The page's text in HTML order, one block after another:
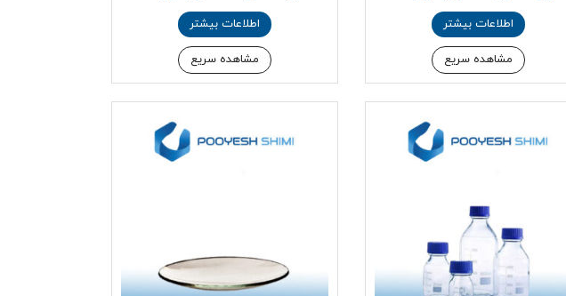
اطلاعات بیشتر
مشاهده سریع
اطلاعات بیشتر
مشاهده سریع